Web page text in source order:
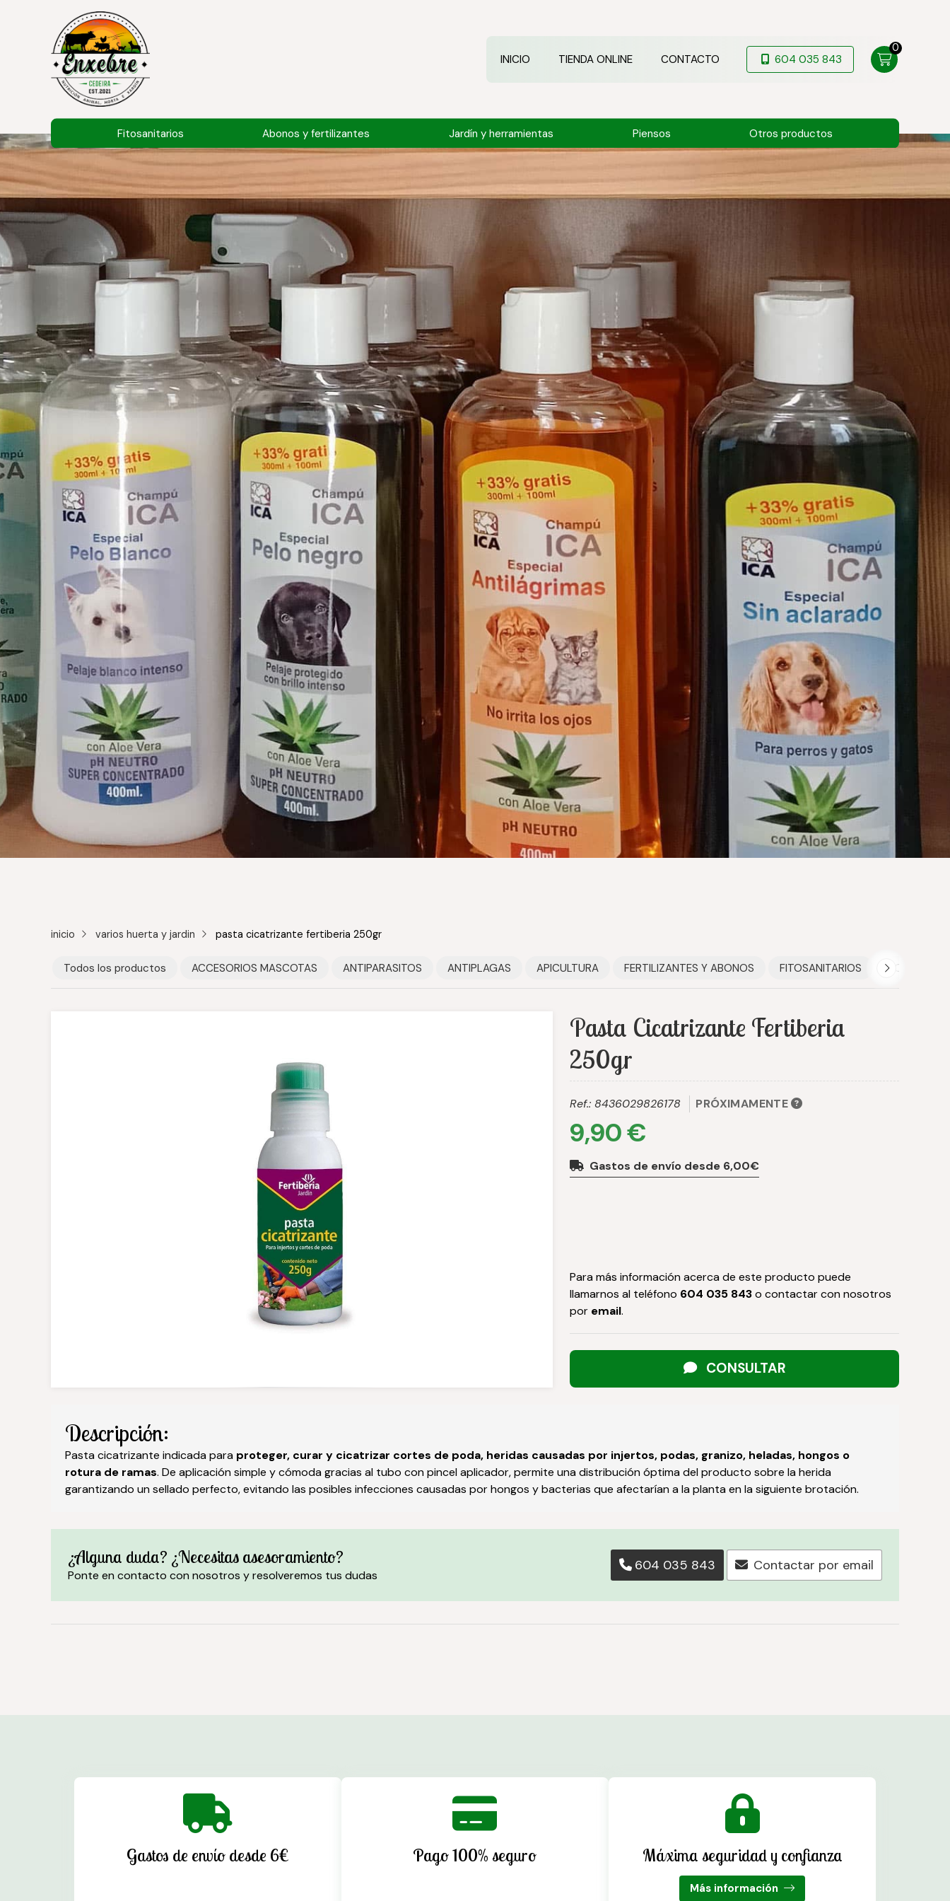
INICIO TIENDA ONLINE CONTACTO 604 035 843
0
Fitosanitarios Abonos y fertilizantes Jardín y herramientas Piensos Otros productos
inicio varios huerta y jardin pasta cicatrizante fertiberia 250gr
Todos los productos ACCESORIOS MASCOTAS ANTIPARASITOS ANTIPLAGAS APICULTURA FERTILIZANTES Y ABONOS FITOSANITARIOS HOGAR
Pasta Cicatrizante Fertiberia
250gr
Ref.: 8436029826178 PRÓXIMAMENTE
9,90 €
Gastos de envío desde 6,00€
Para más información acerca de este producto puede
llamarnos al teléfono 604 035 843o contactar con nosotros
por email.
CONSULTAR
Descripción:
Pasta cicatrizante indicada para proteger, curar y cicatrizar cortes de poda, heridas causadas por injertos, podas, granizo, heladas, hongos o
rotura de ramas. De aplicación simple y cómoda gracias al tubo con pincel aplicador, permite una distribución óptima del producto sobre la herida
garantizando un sellado perfecto, evitando las posibles infecciones causadas por hongos y bacterias que afectarían a la planta en la siguiente brotación.
¿Alguna duda? ¿Necesitas asesoramiento?
Ponte en contacto con nosotros y resolveremos tus dudas
604 035 843 Contactar por email
Gastos de envío desde 6€ Pago 100% seguro Máxima seguridad y confianza
Más información